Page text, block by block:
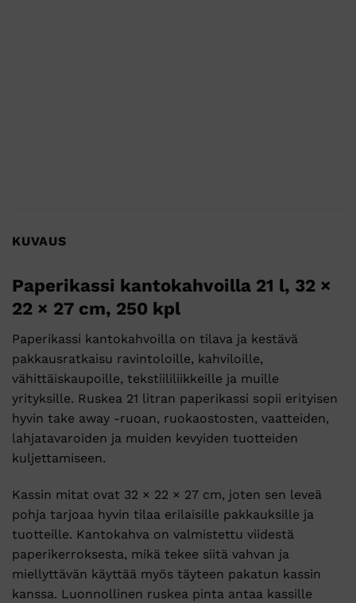
KUVAUS
Paperikassi kantokahvoilla 21 l, 32 ×
22 × 27 cm, 250 kpl
Paperikassi kantokahvoilla on tilava ja kestävä
pakkausratkaisu ravintoloille, kahviloille,
vähittäiskaupoille, tekstiililiikkeille ja muille
yrityksille. Ruskea 21 litran paperikassi sopii erityisen
hyvin take away -ruoan, ruokaostosten, vaatteiden,
lahjatavaroiden ja muiden kevyiden tuotteiden
kuljettamiseen.
Kassin mitat ovat 32 × 22 × 27 cm, joten sen leveä
pohja tarjoaa hyvin tilaa erilaisille pakkauksille ja
tuotteille. Kantokahva on valmistettu viidestä
paperikerroksesta, mikä tekee siitä vahvan ja
miellyttävän käyttää myös täyteen pakatun kassin
kanssa. Luonnollinen ruskea pinta antaa kassille